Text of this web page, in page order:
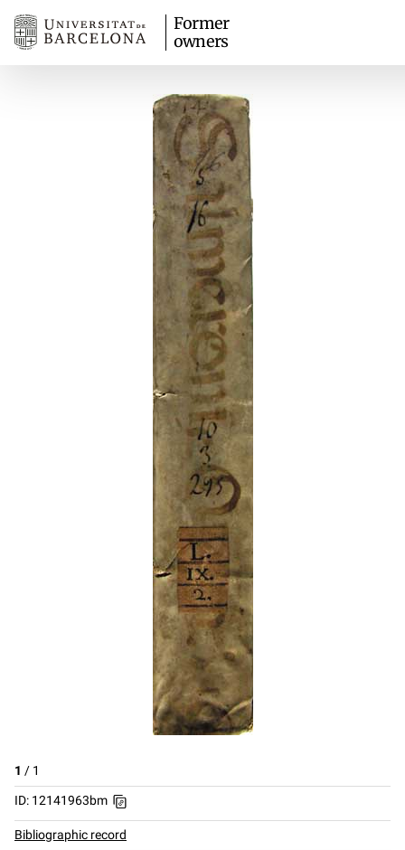
Former
owners
1 / 1
ID: 12141963bm
Bibliographic record